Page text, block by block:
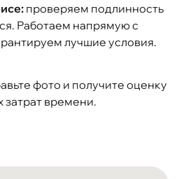
проверяем подлинность
Работаем напрямую с
лучшие условия.
фото и получите оценку
затрат времени.